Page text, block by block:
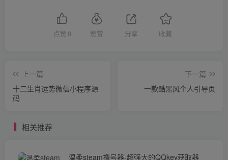
点赞 0 赞赏 分享 收藏
上一篇
十二生肖运势微信小程序源
码
下一篇
一款酷黑风个人引导页
相关推荐
温柔steam撸号器-超强大的QQkey获取器